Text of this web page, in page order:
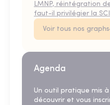
LMNP, réintégration
faut-il privilégier la SCI
Voir tous nos graphs
Agenda
Un outil pratique mis
découvrir et vous